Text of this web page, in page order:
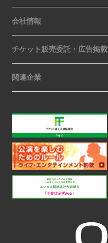
会社情報
チケット販売委託・広告掲載
関連企業